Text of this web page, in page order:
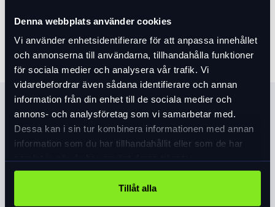
Denna webbplats använder cookies
Vi använder enhetsidentifierare för att anpassa innehållet
och annonserna till användarna, tillhandahålla funktioner
för sociala medier och analysera vår trafik. Vi
vidarebefordrar även sådana identifierare och annan
information från din enhet till de sociala medier och
annons- och analysföretag som vi samarbetar med.
Dessa kan i sin tur kombinera informationen med annan
information som du har tillhandahållit eller som de har
Tillåt alla
Lägg i varukorg
Produktinformation
Ren estetik, bekväm passform och ett bra pris – det är Align
II. Den utmärkande egenskapen hos Align II är att den har
MIPS (Multi-Directional Impact Protection System), den
patenterade teknologin designad för att mildra
rotationskrafter som överförs till hjärnan vid vinklade